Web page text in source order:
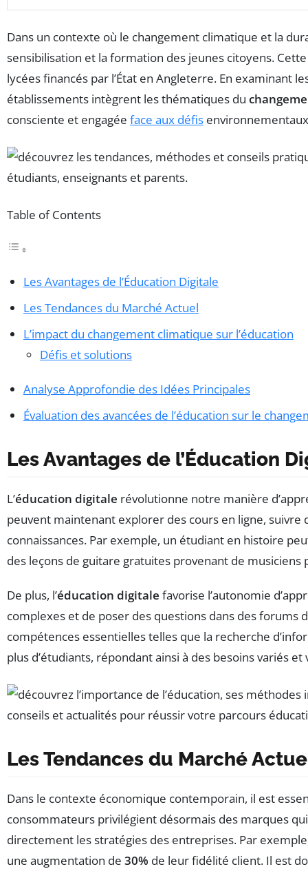
Dans un contexte où le changement climatique et la
sensibilisation et la formation des jeunes citoyens.
lycées financés par l’État en Angleterre. En examinant
établissements intègrent les thématiques du
consciente et engagée face aux défis
Table of Contents
Les Avantages de l’Éducation Digitale
Les Tendances du Marché Actuel
L’impact du changement climatique sur l’éducation
Défis et solutions
Analyse Approfondie des Idées Principales
Évaluation des avancées de l’éducation sur le
Les Avantages de l’Éducation
L’éducation digitale révolutionne notre manière
peuvent maintenant explorer des cours en ligne,
connaissances. Par exemple, un étudiant en histoire
des leçons de guitare gratuites provenant de musiciens
De plus, l’éducation digitale favorise l’autonomie
complexes et de poser des questions dans des
compétences essentielles telles que la recherche
plus d’étudiants, répondant ainsi à des besoins variés et
Les Tendances du Marché
Dans le contexte économique contemporain, il est
consommateurs privilégient désormais des marques
directement les stratégies des entreprises. Par
une augmentation de 30% de leur fidélité client. Il est